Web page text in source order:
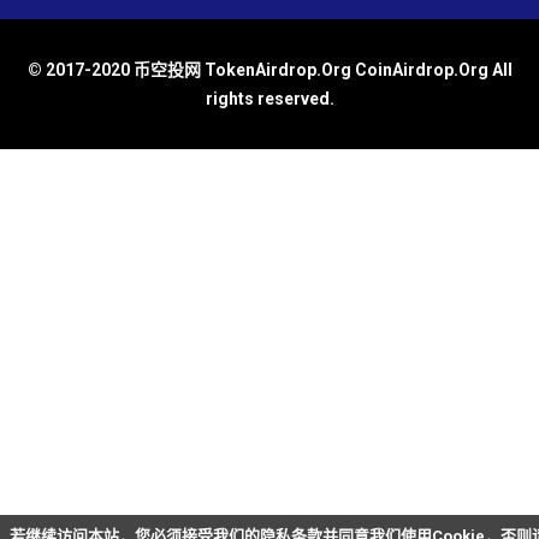
© 2017-2020 币空投网 TokenAirdrop.Org CoinAirdrop.Org All
rights reserved.